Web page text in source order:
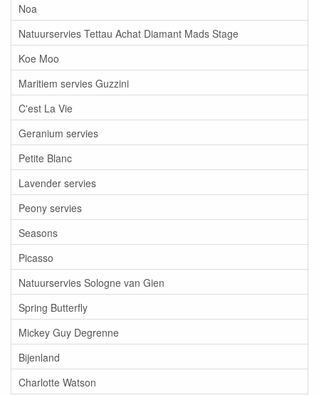
Noa
Natuurservies Tettau Achat Diamant Mads Stage
Koe Moo
Maritiem servies Guzzini
C'est La Vie
Geranium servies
Petite Blanc
Lavender servies
Peony servies
Seasons
Picasso
Natuurservies Sologne van Gien
Spring Butterfly
Mickey Guy Degrenne
Bijenland
Charlotte Watson